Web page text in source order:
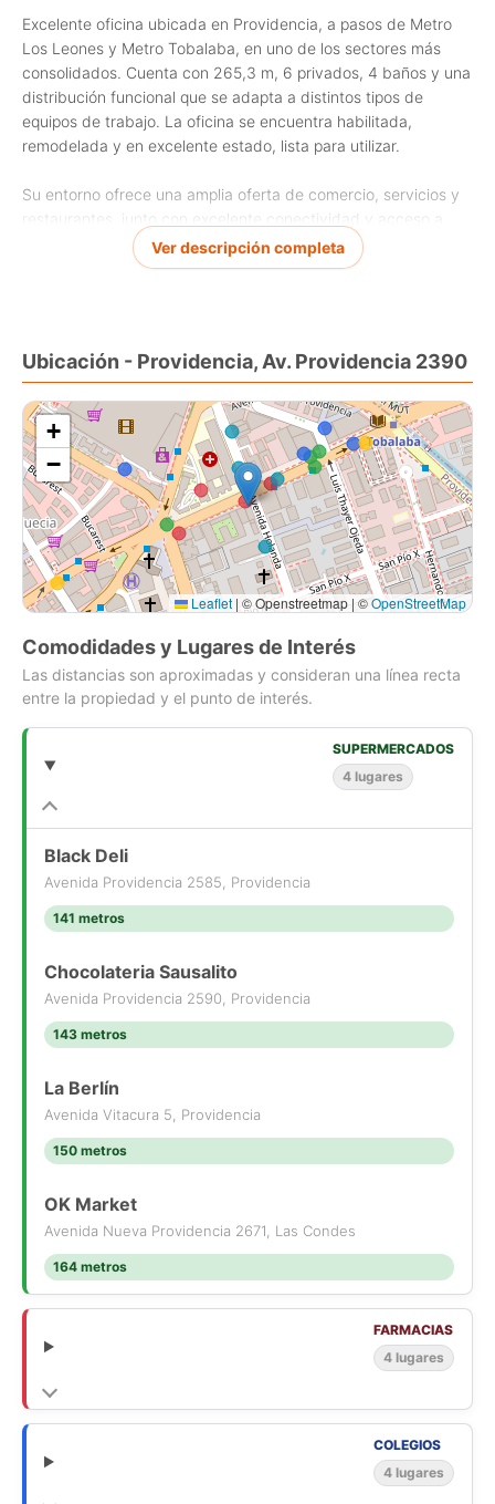
Excelente oficina ubicada en Providencia, a pasos de Metro
Los Leones y Metro Tobalaba, en uno de los sectores más
consolidados. Cuenta con 265,3 m, 6 privados, 4 baños y una
distribución funcional que se adapta a distintos tipos de
equipos de trabajo. La oficina se encuentra habilitada,
remodelada y en excelente estado, lista para utilizar.
Su entorno ofrece una amplia oferta de comercio, servicios y
restaurantes, junto con excelente conectividad y acceso a
transporte público, lo que la convierte en una alternativa ideal
para empresas que buscan ubicación, comodidad y eficiencia
Ver descripción completa
Ubicación - Providencia, Av. Providencia 2390
+
−
Leaflet | © Openstreetmap | ©OpenStreetMap
Comodidades y Lugares de Interés
Las distancias son aproximadas y consideran una línea recta
entre la propiedad y el punto de interés.
SUPERMERCADOS
4 lugares
Black Deli
Avenida Providencia 2585, Providencia
141 metros
Chocolateria Sausalito
Avenida Providencia 2590, Providencia
143 metros
La Berlín
Avenida Vitacura 5, Providencia
150 metros
OK Market
Avenida Nueva Providencia 2671, Las Condes
164 metros
FARMACIAS
4 lugares
COLEGIOS
4 lugares